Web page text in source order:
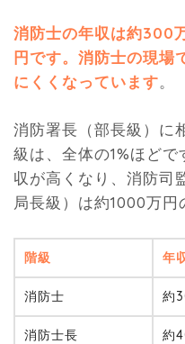
消防士の年収は約300
円です。消防士の現場
にくくなっています。
消防署長（部長級）に
級は、全体の1%ほど
収が高くなり、消防司
局長級）は約1000万円
階級 年
消防士 約
消防士長 約